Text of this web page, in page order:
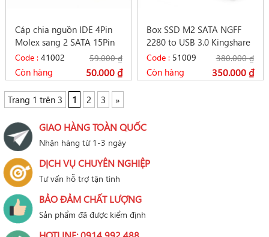
Cáp chia nguồn IDE 4Pin
Molex sang 2 SATA 15Pin
HDD SSD
59.000₫
50.000₫
Code :41002
Còn hàng
Box SSD M2 SATA NGFF
2280 to USB 3.0 Kingshare
KS-AMTU28
380.000₫
350.000₫
Code : 51009
Còn hàng
Trang 1 trên 3 1 2 3 »
GIAO HÀNG TOÀN QUỐC
Nhận hàng từ 1-3 ngày
DỊCH VỤ CHUYÊN NGHIỆP
Tư vấn hỗ trợ tận tình
BẢO ĐẢM CHẤT LƯỢNG
Sản phẩm đã được kiểm định